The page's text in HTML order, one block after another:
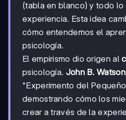
(tabla en blanco) y todo lo
experiencia. Esta idea
cómo entendemos el
psicología.
El empirismo dio origen al
psicología. John B. Watson
"Experimento del
demostrando cómo los
crear a través de la